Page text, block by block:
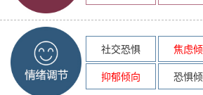
社交恐惧 焦虑
抑郁倾向
恐惧